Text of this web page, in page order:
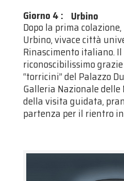
Giorno 4 : Urbino
Dopo la prima
Urbino, vivace città
Rinascimento italiano.
riconoscibilissimo
“torricini” del Palazzo
Galleria Nazionale
della visita guidata,
partenza per il rientro